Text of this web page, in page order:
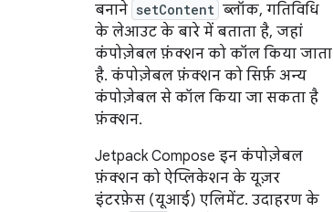
बनाने setContent ब्लॉक, गतिविधि
के लेआउट के बारे में बताता है, जहां
कंपोज़ेबल फ़ंक्शन को कॉल किया जाता
है. कंपोज़ेबल फ़ंक्शन को सिर्फ़ अन्य
कंपोज़ेबल से कॉल किया जा सकता है
फ़ंक्शन.
Jetpack Compose इन कंपोज़ेबल
फ़ंक्शन को ऐप्लिकेशन के यूज़र
इंटरफ़ेस (यूआई) एलिमेंट. उदाहरण के